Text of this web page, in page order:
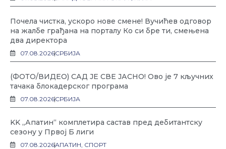
Почела чистка, ускоро нове смене! Вучићев одговор
на жалбе грађана на порталу Ко си бре ти, смењена
два директора
07.08.2026СРБИЈА
(ФОТО/ВИДЕО) САД ЈЕ СВЕ ЈАСНО! Ово је 7 кључних
тачака блокадерског програма
07.08.2026СРБИЈА
KK „Апатин“ комплетира састав пред дебитантску
сезону у Првој Б лиги
07.08.2026АПАТИН, СПОРТ